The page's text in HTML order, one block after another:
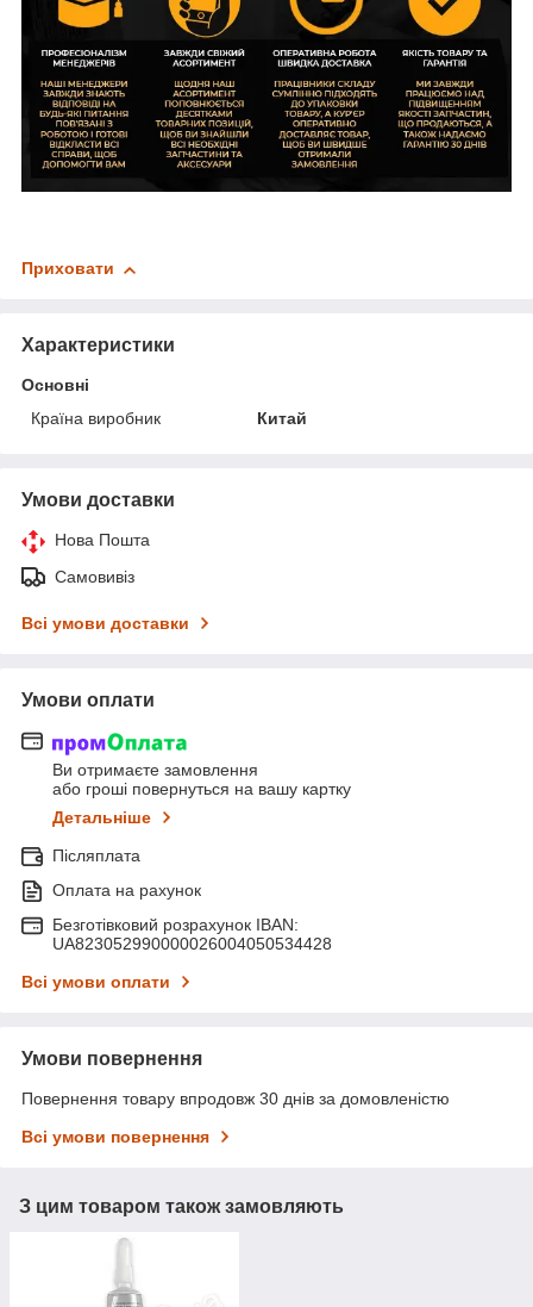
Приховати
Характеристики
Основні
Країна виробник
Китай
Умови доставки
Нова Пошта
Самовивіз
Всі умови доставки
Умови оплати
Ви отримаєте замовлення
або гроші повернуться на вашу картку
Детальніше
Післяплата
Оплата на рахунок
Безготівковий розрахунок IBAN:
UA823052990000026004050534428
Всі умови оплати
Умови повернення
Повернення товару впродовж 30 днів за домовленістю
Всі умови повернення
З цим товаром також замовляють